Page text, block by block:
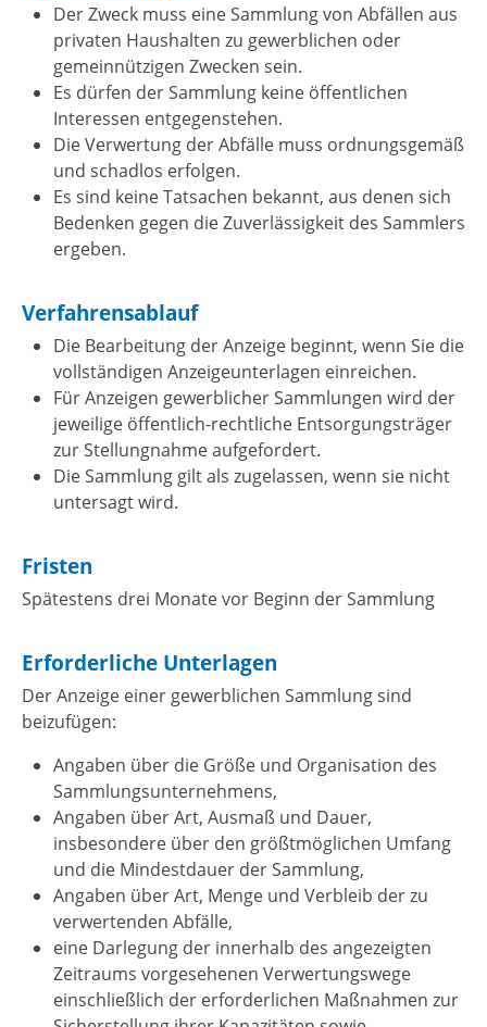
Der Zweck muss eine Sammlung von Abfällen aus
privaten Haushalten zu gewerblichen oder
gemeinnützigen Zwecken sein.
Es dürfen der Sammlung keine öffentlichen
Interessen entgegenstehen.
Die Verwertung der Abfälle muss ordnungsgemäß
und schadlos erfolgen.
Es sind keine Tatsachen bekannt, aus denen sich
Bedenken gegen die Zuverlässigkeit des Sammlers
ergeben.
Verfahrensablauf
Die Bearbeitung der Anzeige beginnt, wenn Sie die
vollständigen Anzeigeunterlagen einreichen.
Für Anzeigen gewerblicher Sammlungen wird der
jeweilige öffentlich-rechtliche Entsorgungsträger
zur Stellungnahme aufgefordert.
Die Sammlung gilt als zugelassen, wenn sie nicht
untersagt wird.
Fristen
Spätestens drei Monate vor Beginn der Sammlung
Erforderliche Unterlagen
Der Anzeige einer gewerblichen Sammlung sind
beizufügen:
Angaben über die Größe und Organisation des
Sammlungsunternehmens,
Angaben über Art, Ausmaß und Dauer,
insbesondere über den größtmöglichen Umfang
und die Mindestdauer der Sammlung,
Angaben über Art, Menge und Verbleib der zu
verwertenden Abfälle,
eine Darlegung der innerhalb des angezeigten
Zeitraums vorgesehenen Verwertungswege
einschließlich der erforderlichen Maßnahmen zur